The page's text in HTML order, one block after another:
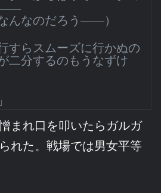
――
んなのだろう――）
すらスムーズに行かぬの
二分するのもうなずけ
まれ口を叩いたらガルガ
れた。戦場では男女平等